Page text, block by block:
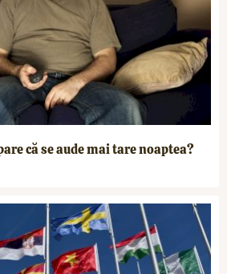
că se aude mai tare noaptea?